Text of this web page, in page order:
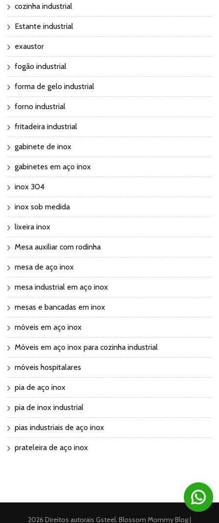
cozinha industrial
Estante industrial
exaustor
fogão industrial
forma de gelo industrial
forno industrial
fritadeira industrial
gabinete de inox
gabinetes em aço inox
inox 304
inox sob medida
lixeira inox
Mesa auxiliar com rodinha
mesa de aço inox
mesa industrial em aço inox
mesas e bancadas em inox
móveis em aço inox
Móveis em aço inox para cozinha industrial
móveis hospitalares
pia de aço inox
pia de inox industrial
pias industriais de aço inox
prateleira de aço inox
2026 Direitos autorais Gsteel. Blossom Mommy Blog |